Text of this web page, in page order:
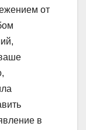
от
в